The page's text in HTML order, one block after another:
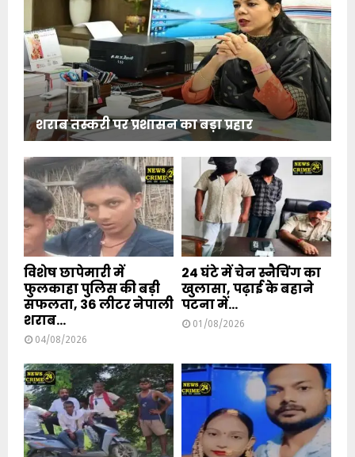
शराब तस्करी पर प्रशासन का बड़ा प्रहार
विशेष छापेमारी में
फुलकाहा पुलिस की बड़ी
सफलता, 36 लीटर नेपाली
शराब...
04/08/2026
24 घंटे में चेन स्नैचिंग का
खुलासा, पढ़ाई के बहाने
पटना में...
01/08/2026